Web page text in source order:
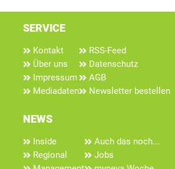
SERVICE
Kontakt
Über uns
Impressum
Mediadaten
RSS-Feed
Datenschutz
AGB
Newsletter bestellen
NEWS
Inside
Regional
Auch das noch...
Jobs